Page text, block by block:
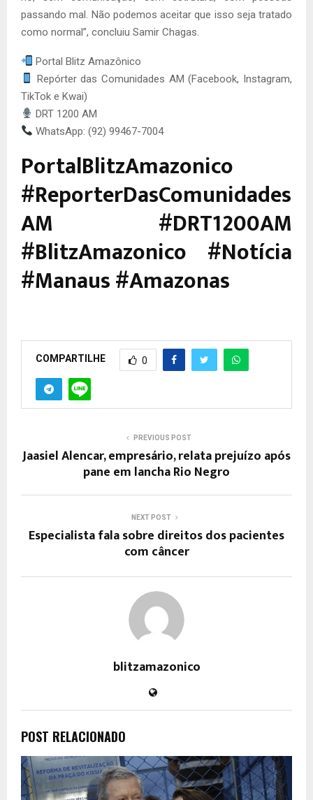
passando mal. Não podemos aceitar que isso seja tratado
como normal”, concluiu Samir Chagas.
Portal Blitz Amazônico
Repórter das Comunidades AM (Facebook, Instagram,
TikTok e Kwai)
DRT 1200 AM
WhatsApp: (92) 99467-7004
PortalBlitzAmazonico
#ReporterDasComunidades
AM #DRT1200AM
#BlitzAmazonico #Notícia
#Manaus #Amazonas
COMPARTILHE 0
PREVIOUS POST
Jaasiel Alencar, empresário, relata prejuízo após
pane em lancha Rio Negro
NEXT POST
Especialista fala sobre direitos dos pacientes
com câncer
blitzamazonico
POST RELACIONADO